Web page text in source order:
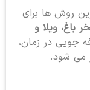
روش ها برای
باغ، ویلا و
جویی در زمان،
می شود.